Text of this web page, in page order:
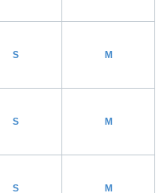
S M
S M
S M